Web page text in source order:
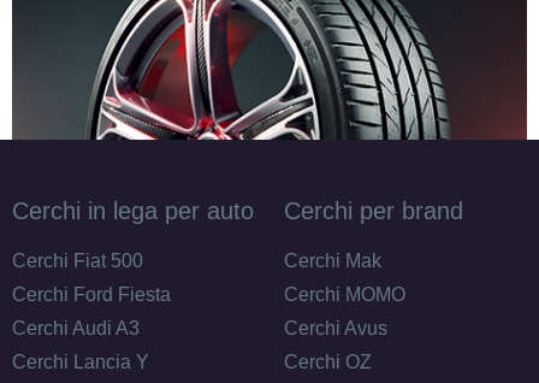
Cerchi in lega per auto
Cerchi Fiat 500
Cerchi Ford Fiesta
Cerchi Audi A3
Cerchi Lancia Y
Cerchi per brand
Cerchi Mak
Cerchi MOMO
Cerchi Avus
Cerchi OZ